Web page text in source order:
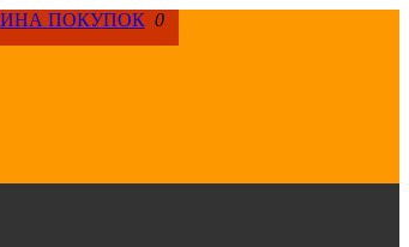
ПОКУПОК 0